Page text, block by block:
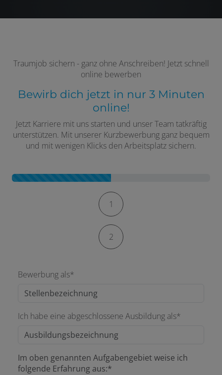
Traumjob sichern - ganz ohne Anschreiben! Jetzt schnell
online bewerben
Bewirb dich jetzt in nur 3 Minuten
online!
Jetzt Karriere mit uns starten und unser Team tatkräftig
unterstützen. Mit unserer Kurzbewerbung ganz bequem
und mit wenigen Klicks den Arbeitsplatz sichern.
Kontaktformular-Fortschritt
1
2
Bewerbung als*
Ich habe eine abgeschlossene Ausbildung als*
Im oben genannten Aufgabengebiet weise ich
folgende Erfahrung aus:*